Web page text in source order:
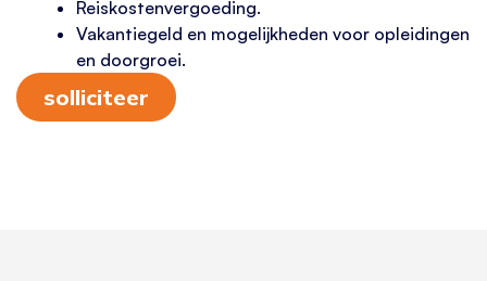
Reiskostenvergoeding.
Vakantiegeld en mogelijkheden voor opleidingen
en doorgroei.
solliciteer